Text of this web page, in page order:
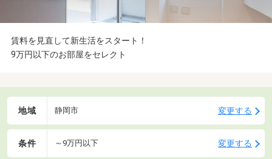
賃料を見直して新生活をスタート！
9万円以下のお部屋をセレクト
地域 静岡市 変更する
条件 ～9万円以下 変更する